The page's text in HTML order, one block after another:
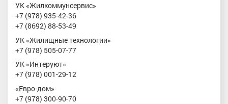
УК «Жилкоммунсервис»
+7 (978) 935-42-36
+7 (8692) 88-53-49
УК «Жилищные технологии»
+7 (978) 505-07-77
УК «Интеруют»
+7 (978) 001-29-12
«Евро-дом»
+7 (978) 300-90-70